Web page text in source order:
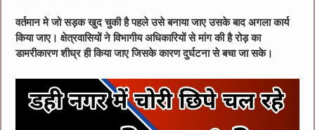
वर्तमान मे जो सड़क खुद चुकी है पहले उसे बनाया जाए उसके बाद अगला कार्य
किया जाए। क्षेत्रवासियों ने विभागीय अधिकारियों से मांग की है रोड़ का
डामरीकारण शीघ्र ही किया जाए जिसके कारण दुर्घटना से बचा जा सके।